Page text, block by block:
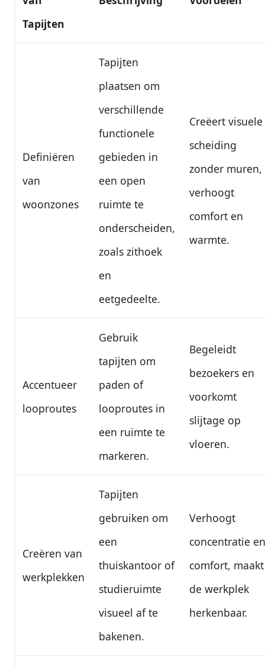
Tapijten
Definiëren
van
woonzones
Tapijten
plaatsen om
verschillende
functionele
gebieden in
een open
ruimte te
onderscheiden,
zoals zithoek
en
eetgedeelte.
Creëert visuele
scheiding
zonder muren,
verhoogt
comfort en
warmte.
Accentueer
looproutes
Gebruik
tapijten om
paden of
looproutes in
een ruimte te
markeren.
Begeleidt
bezoekers en
voorkomt
slijtage op
vloeren.
Creëren van
werkplekken
Tapijten
gebruiken om
een
thuiskantoor of
studieruimte
visueel af te
bakenen.
Verhoogt
concentratie en
comfort, maakt
de werkplek
herkenbaar.